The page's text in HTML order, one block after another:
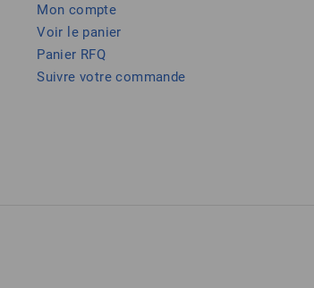
Mon compte
Voir le panier
Panier RFQ
Suivre votre commande